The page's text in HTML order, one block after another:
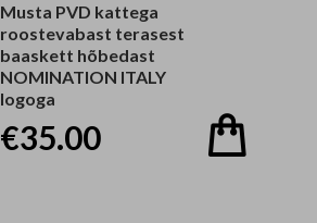
Musta PVD kattega
roostevabast terasest
baaskett hõbedast
NOMINATION ITALY
logoga
€35.00